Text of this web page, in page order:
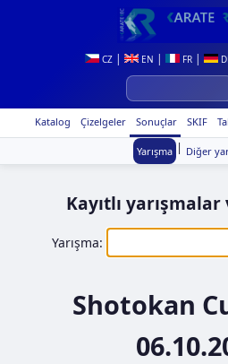
CZ | EN | FR |
Katalog Çizelgeler Sonuçlar SKIF
Yarışma | Diğer
Kayıtlı
Yarışma:
Shotokan